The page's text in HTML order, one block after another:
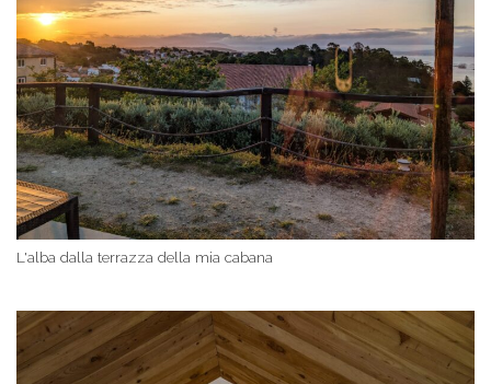
L'alba dalla terrazza della mia cabana